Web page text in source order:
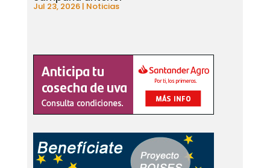
Jul 23, 2026| Noticias